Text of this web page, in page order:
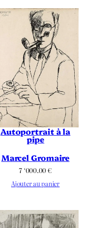
Autoportrait à la
pipe
Marcel Gromaire
7 ‘000.00€
Ajouter au panier